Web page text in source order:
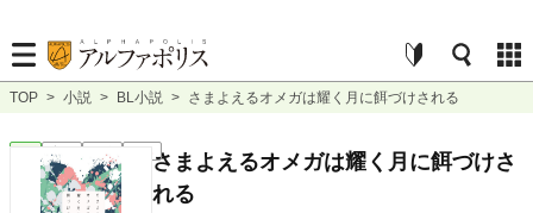
TOP > 小説 > BL小説 > さまよえるオメガは耀く月に餌づけされる
完結
さまよえるオメガは耀く月に餌づけさ
れる